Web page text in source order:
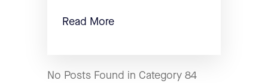
Read More
No Posts Found in Category 84